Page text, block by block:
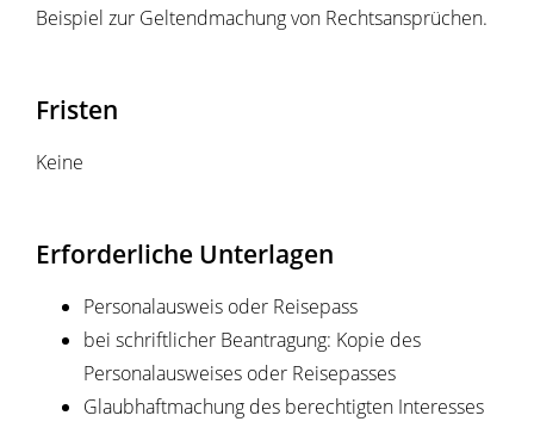
Beispiel zur Geltendmachung von Rechtsansprüchen.
Fristen
Keine
Erforderliche Unterlagen
Personalausweis oder Reisepass
bei schriftlicher Beantragung: Kopie des
Personalausweises oder Reisepasses
Glaubhaftmachung des berechtigten Interesses